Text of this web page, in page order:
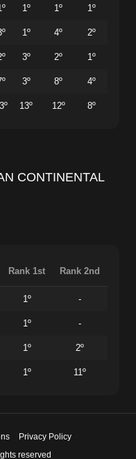
1º 1º 1º
1º 4º 2º
3º 2º 1º
3º 8º 4º
13º 12º 8º
CONTINENTAL
Rank 1st Rank 2nd
1º -
1º -
1º 2º
1º 11º
Privacy Policy
reserved